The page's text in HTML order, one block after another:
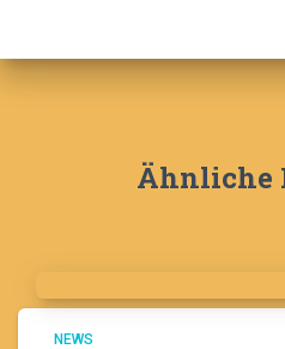
Ähnliche
NEWS